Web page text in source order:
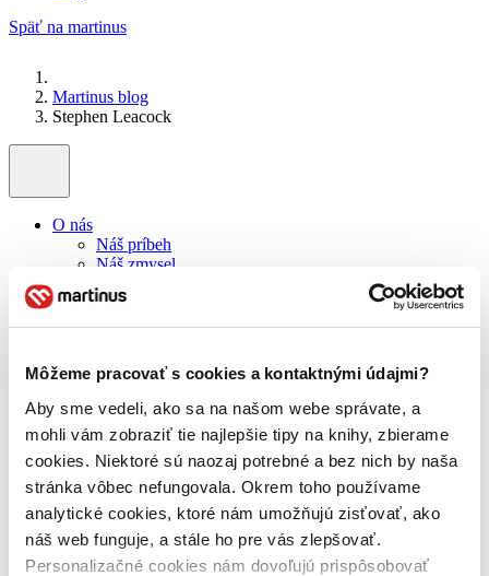
Môžeme pracovať s cookies a kontaktnými údajmi?
Aby sme vedeli, ako sa na našom webe správate, a
mohli vám zobraziť tie najlepšie tipy na knihy, zbierame
cookies. Niektoré sú naozaj potrebné a bez nich by naša
stránka vôbec nefungovala. Okrem toho používame
analytické cookies, ktoré nám umožňujú zisťovať, ako
náš web funguje, a stále ho pre vás zlepšovať.
Personalizačné cookies nám dovoľujú prispôsobovať
Späť na martinus
Martinus blog
Stephen Leacock
O nás
Náš príbeh
Náš zmysel
Galéria Martinusu
Zodpovednosť
Sme B Corp
Zelený Martinus
Nerobíme rozdiely
Pridaj sa
Pridaj sa k nám
Aktuálne ponuky
Výberový proces
Pošlite mi ponuku
Povedali o nás
Projekty
Kampane
Záložky